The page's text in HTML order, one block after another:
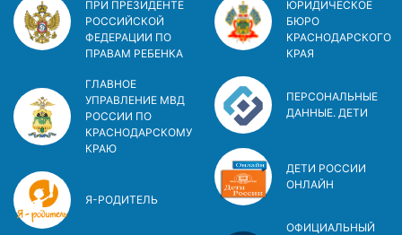
ПРИ ПРЕЗИДЕНТЕ
РОССИЙСКОЙ
ФЕДЕРАЦИИ ПО
ПРАВАМ РЕБЕНКА
ГЛАВНОЕ
УПРАВЛЕНИЕ МВД
РОССИИ ПО
КРАСНОДАРСКОМУ
КРАЮ
Я-РОДИТЕЛЬ
ЮРИДИЧЕСКОЕ
БЮРО
КРАСНОДАРСКОГО
КРАЯ
ПЕРСОНАЛЬНЫЕ
ДАННЫЕ. ДЕТИ
ДЕТИ РОССИИ
ОНЛАЙН
ОФИЦИАЛЬНЫЙ